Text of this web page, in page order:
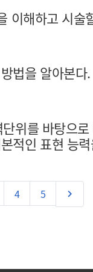
이해하고 시술
법을 알아본다.
위를 바탕으
적인 표현 능
4 5 keyboard_arrow_right